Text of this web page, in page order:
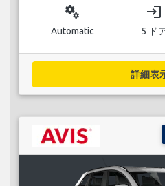
miscellaneous_services
Automatic
login
5 ド
詳細表